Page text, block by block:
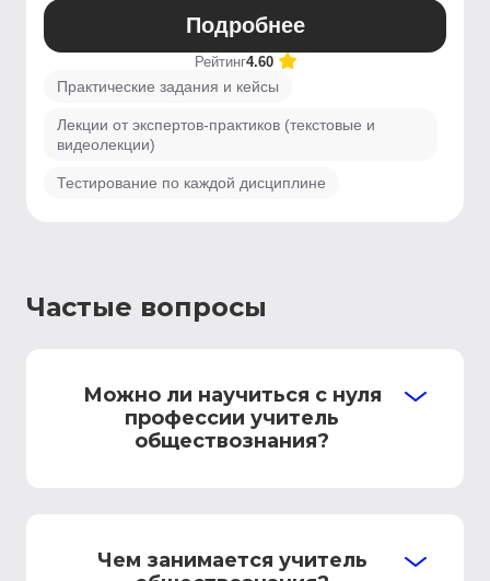
Подробнее
Рейтинг4.60
Практические задания и кейсы
Лекции от экспертов-практиков (текстовые и
видеолекции)
Тестирование по каждой дисциплине
Частые вопросы
Можно ли научиться с нуля
профессии учитель
обществознания?
Чем занимается учитель